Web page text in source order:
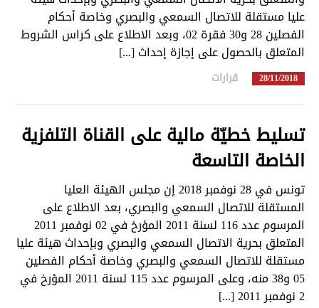
عليا مستقلة للاتصال السمعي والبصري وخاصة أحكام
الفصلين 28 و30 فقرة 02، وبعد الاطلاع على كراس الشروط
المتعلق بالحصول على إجازة إحداث [...]
28/11/2018 قرارات
تسليط خطيّة مالية على القناة التلفزية
الخاصة التاسعة
تونس في 28 نوفمبر 2018 إن مجلس الهيئة العليا
المستقلة للاتصال السمعي والبصري، بعد الاطلاع على
المرسوم عدد 116 لسنة 2011 المؤرخ في 02 نوفمبر 2011
المتعلق بحرية الاتصال السمعي والبصري وبإحداث هيئة عليا
مستقلة للاتصال السمعي والبصري وخاصة أحكام الفصلين
05 و38 منه، وعلى المرسوم عدد 115 لسنة 2011 المؤرخ في
2 نوفمبر 2011 [...]
تبديل اللغة
Français